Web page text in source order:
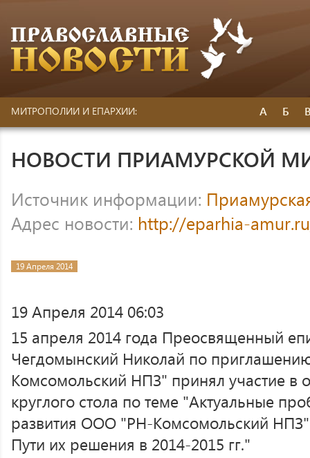
МИТРОПОЛИИ И ЕПАРХИИ: А Б
НОВОСТИ ПРИАМУРСКОЙ
Источник информации:
Адрес новости: http://eparhia-
19 Апреля 2014
19 Апреля 2014 06:03
15 апреля 2014 года Преосвященный
Чегдомынский Николай по
Комсомольский НПЗ" принял участие в
круглого стола по теме "Актуальные
развития ООО "РН-Комсомольский
Пути их решения в 2014-2015 гг."